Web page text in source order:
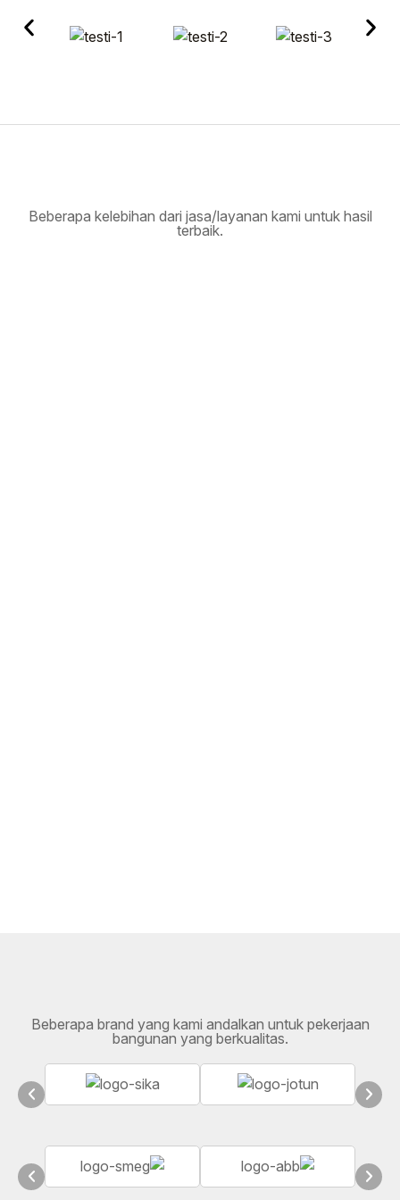
Beberapa kelebihan dari jasa/layanan kami untuk hasil
terbaik.
Beberapa brand yang kami andalkan untuk pekerjaan
bangunan yang berkualitas.